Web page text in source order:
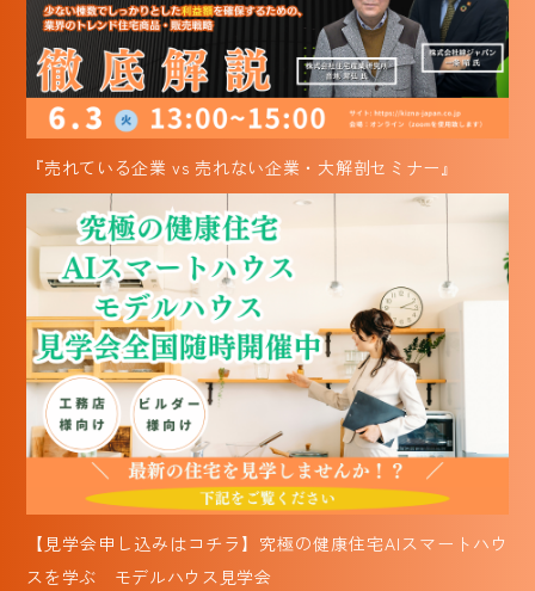
『売れている企業 vs 売れない企業・大解剖セミナー』
【見学会申し込みはコチラ】究極の健康住宅AIスマートハウ
スを学ぶ モデルハウス見学会